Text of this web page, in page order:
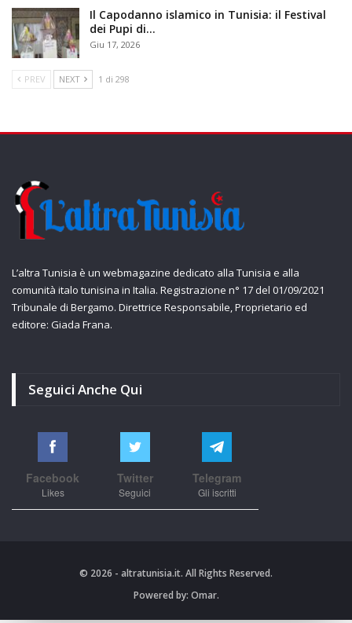
Il Capodanno islamico in Tunisia: il Festival
dei Pupi di…
Giu 17, 2026
PREV NEXT 1 di 298
L’altra Tunisia è un webmagazine dedicato alla Tunisia e alla
comunità italo tunisina in Italia. Registrazione n° 17 del 01/09/2021
Tribunale di Bergamo. Direttrice Responsabile, Proprietario ed
editore: Giada Frana.
Seguici Anche Qui
Facebook
Likes
Twitter
Seguici
Telegram
Gli iscritti
© 2026 - altratunisia.it. All Rights Reserved.
Powered by: Omar.